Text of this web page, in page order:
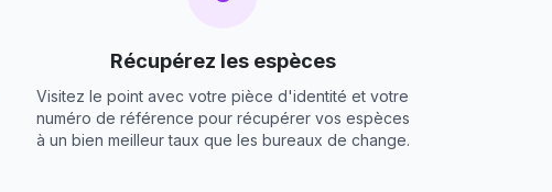
Récupérez les espèces
Visitez le point avec votre pièce d'identité et votre
numéro de référence pour récupérer vos espèces
à un bien meilleur taux que les bureaux de change.